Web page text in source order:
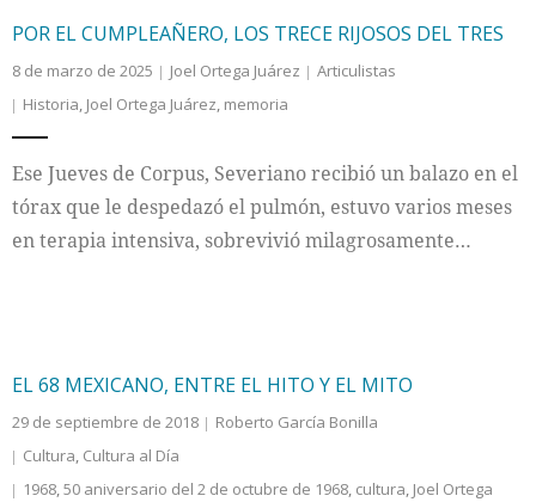
POR EL CUMPLEAÑERO, LOS TRECE RIJOSOS DEL TRES
8 de marzo de 2025 Joel Ortega Juárez
Articulistas
Historia, Joel Ortega Juárez, memoria
Ese Jueves de Corpus, Severiano recibió un balazo en el
tórax que le despedazó el pulmón, estuvo varios meses
en terapia intensiva, sobrevivió milagrosamente…
EL 68 MEXICANO, ENTRE EL HITO Y EL MITO
29 de septiembre de 2018
Roberto García Bonilla
Cultura, Cultura al Día
1968,50 aniversario del 2 de octubre de 1968, cultura, Joel Ortega